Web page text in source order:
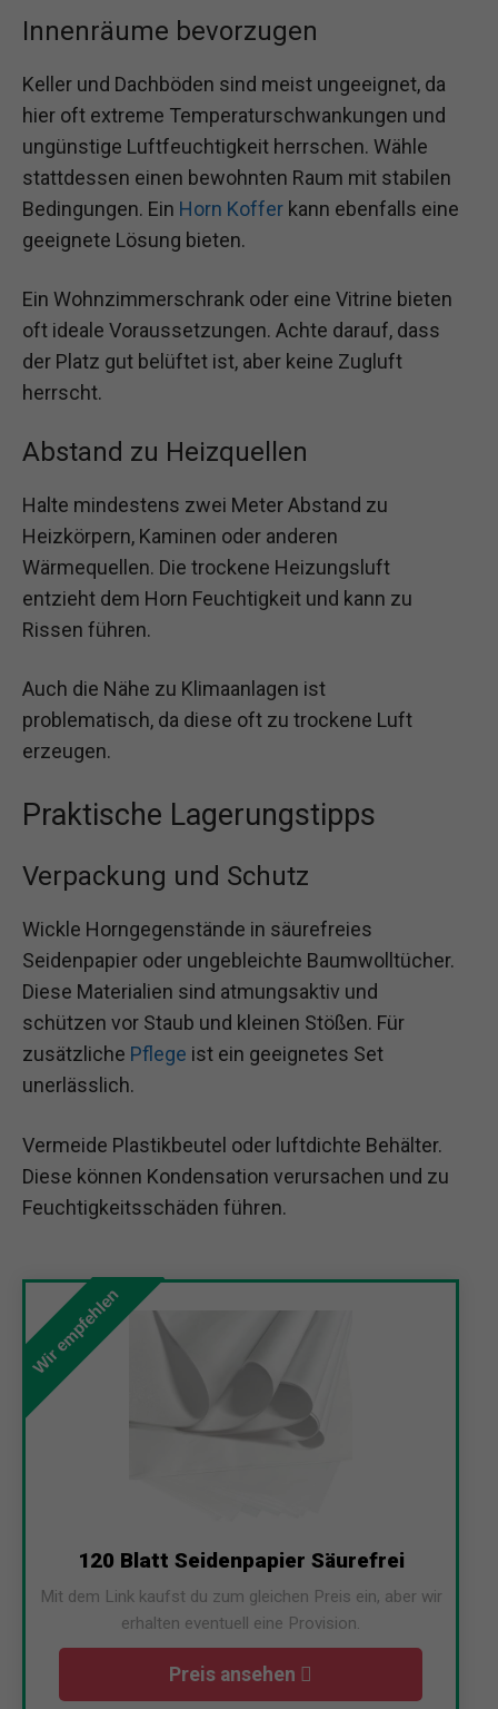
Innenräume bevorzugen
Keller und Dachböden sind meist ungeeignet, da
hier oft extreme Temperaturschwankungen und
ungünstige Luftfeuchtigkeit herrschen. Wähle
stattdessen einen bewohnten Raum mit stabilen
Bedingungen. Ein Horn Koffer kann ebenfalls eine
geeignete Lösung bieten.
Ein Wohnzimmerschrank oder eine Vitrine bieten
oft ideale Voraussetzungen. Achte darauf, dass
der Platz gut belüftet ist, aber keine Zugluft
herrscht.
Abstand zu Heizquellen
Halte mindestens zwei Meter Abstand zu
Heizkörpern, Kaminen oder anderen
Wärmequellen. Die trockene Heizungsluft
entzieht dem Horn Feuchtigkeit und kann zu
Rissen führen.
Auch die Nähe zu Klimaanlagen ist
problematisch, da diese oft zu trockene Luft
erzeugen.
Praktische Lagerungstipps
Verpackung und Schutz
Wickle Horngegenstände in säurefreies
Seidenpapier oder ungebleichte Baumwolltücher.
Diese Materialien sind atmungsaktiv und
schützen vor Staub und kleinen Stößen. Für
zusätzliche Pflege ist ein geeignetes Set
unerlässlich.
Vermeide Plastikbeutel oder luftdichte Behälter.
Diese können Kondensation verursachen und zu
Feuchtigkeitsschäden führen.
Wir empfehlen
120 Blatt Seidenpapier Säurefrei
Mit dem Link kaufst du zum gleichen Preis ein, aber wir
erhalten eventuell eine Provision.
Preis ansehen